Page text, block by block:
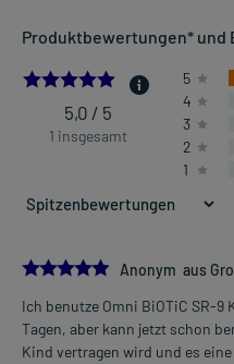
Produktbewertungen* und
5.0
5,0 / 5
1 insgesamt
5
4
3
2
1
5.0Anonym aus
Ich benutze Omni BiOTiC SR-9
Tagen, aber kann jetzt schon
Kind vertragen wird und es